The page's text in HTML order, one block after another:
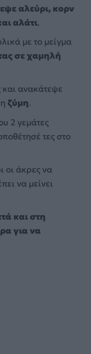
αλεύρι, κορν
αλάτι.
με το μείγμα
σε χαμηλή
και ανακάτεψε
ζύμη.
2 γεμάτες
τες στο
οι άκρες να
να μείνει
και στη
για να